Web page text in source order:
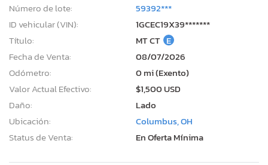
Número de lote:
59392***
ID vehicular (VIN):
1GCEC19X39*******
Título:
MT CT E
Fecha de Venta:
08/07/2026
Odómetro:
0 mi (Exento)
Valor Actual Efectivo:
$1,500 USD
Daño:
Lado
Ubicación:
Columbus, OH
Status de Venta:
En Oferta Mínima